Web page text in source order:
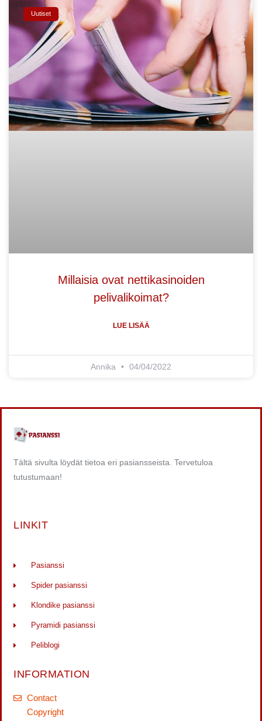
Uutiset
Millaisia ovat nettikasinoiden
pelivalikoimat?
LUE LISÄÄ
Annika 04/04/2022
Tältä sivulta löydät tietoa eri pasiansseista. Tervetuloa
tutustumaan!
LINKIT
Pasianssi
Spider pasianssi
Klondike pasianssi
Pyramidi pasianssi
Peliblogi
INFORMATION
Contact
Copyright